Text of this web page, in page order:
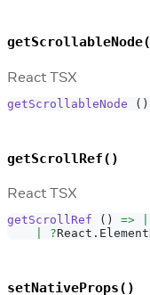
React TSX
getScrollableNode ( )
getScrollRef()
React TSX
getScrollRef ( ) =>
?React .
setNativeProps()